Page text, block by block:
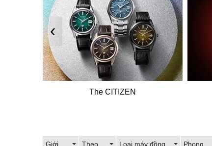
The CITIZEN
‹
Giới
Theo
Loại máy đồng
Phong